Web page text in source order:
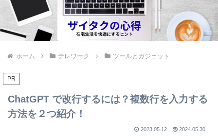
ホーム テレワーク ツールとガジェット
PR
ChatGPT で改行するには？複数行を入力する
方法を２つ紹介！
2023.05.12 2024.05.30